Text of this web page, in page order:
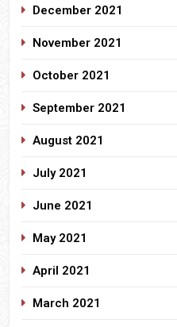
December 2021
November 2021
October 2021
September 2021
August 2021
July 2021
June 2021
May 2021
April 2021
March 2021